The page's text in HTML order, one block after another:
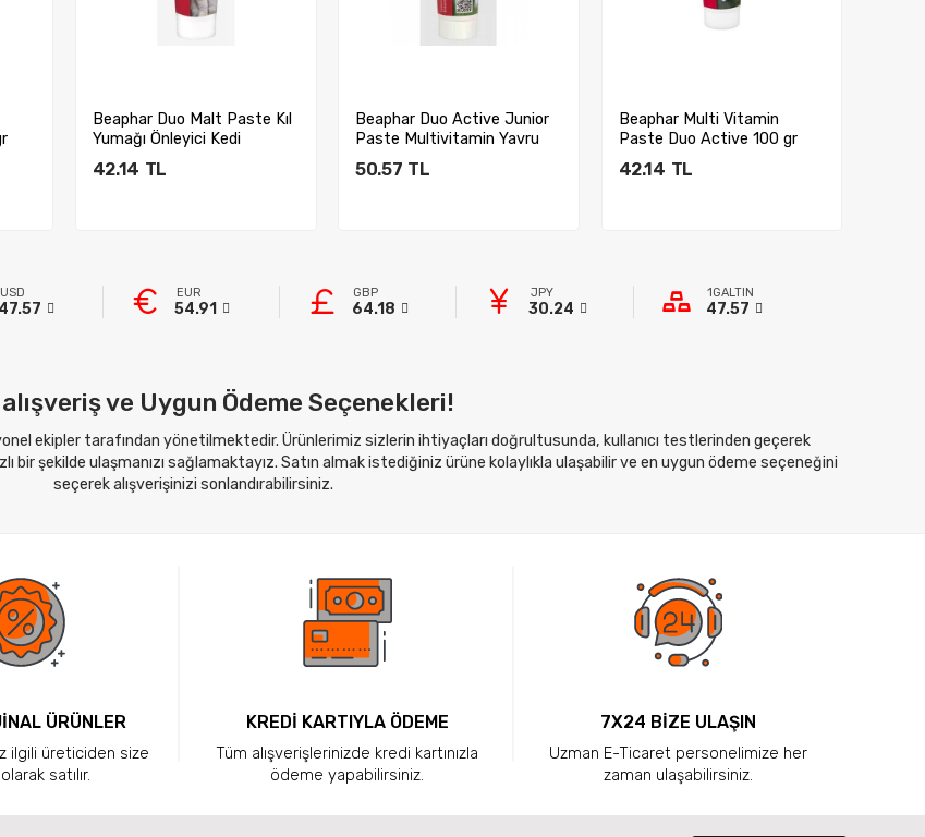
Beaphar Duo Malt Paste Kıl
Yumağı Önleyici Kedi
Macunu 100 ...
42.14 TL
Beaphar Duo Active Junior
Paste Multivitamin Yavru
Kedi Mac...
50.57 TL
Beaphar Multi Vitamin
Paste Duo Active 100 gr
42.14 TL
USD
47.57
EUR
54.91
GBP
64.18
JPY
30.24
1GALTIN
47.57
ve Uygun Ödeme Seçenekleri!
ekipler tarafından yönetilmektedir. Ürünlerimiz sizlerin ihtiyaçları doğrultusunda, kullanıcı testlerinden geçerek
bir şekilde ulaşmanızı sağlamaktayız. Satın almak istediğiniz ürüne kolaylıkla ulaşabilir ve en uygun ödeme seçeneğini
seçerek alışverişinizi sonlandırabilirsiniz.
ÜRÜNLER
ilgili üreticiden size
satılır.
KREDİ KARTIYLA ÖDEME
Tüm alışverişlerinizde kredi kartınızla
ödeme yapabilirsiniz.
7X24 BİZE ULAŞIN
Uzman E-Ticaret personelimize her
zaman ulaşabilirsiniz.